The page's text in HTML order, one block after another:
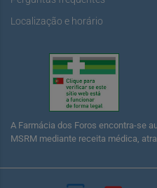
Localização e horário
A Farmácia dos Foros encontra-se
MSRM mediante receita médica,